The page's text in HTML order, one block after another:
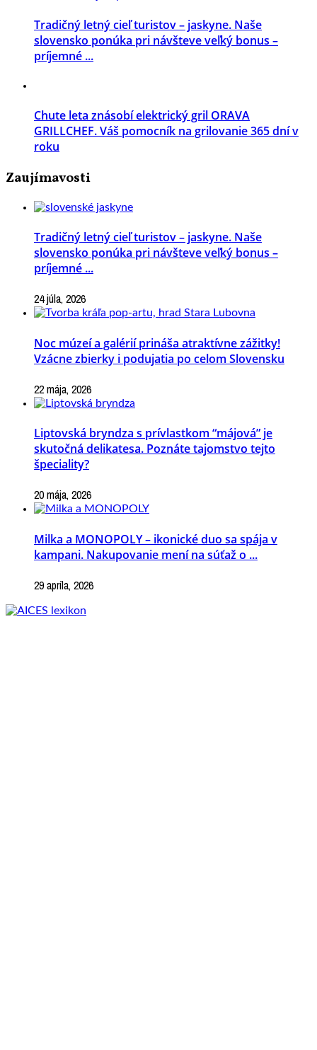
Tradičný letný cieľ turistov – jaskyne. Naše
slovensko ponúka pri návšteve veľký bonus –
príjemné ...
Chute leta znásobí elektrický gril ORAVA
GRILLCHEF. Váš pomocník na grilovanie 365 dní v
roku
Zaujímavosti
Tradičný letný cieľ turistov – jaskyne. Naše
slovensko ponúka pri návšteve veľký bonus –
príjemné ...
24 júla, 2026
Noc múzeí a galérií prináša atraktívne zážitky!
Vzácne zbierky i podujatia po celom Slovensku
22 mája, 2026
Liptovská bryndza s prívlastkom “májová” je
skutočná delikatesa. Poznáte tajomstvo tejto
špeciality?
20 mája, 2026
Milka a MONOPOLY – ikonické duo sa spája v
kampani. Nakupovanie mení na súťaž o ...
29 apríla, 2026